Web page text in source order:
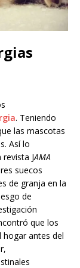
. Teniendo
las mascotas
Así lo
JAMA
suecos
de granja en la
de
que los
antes del